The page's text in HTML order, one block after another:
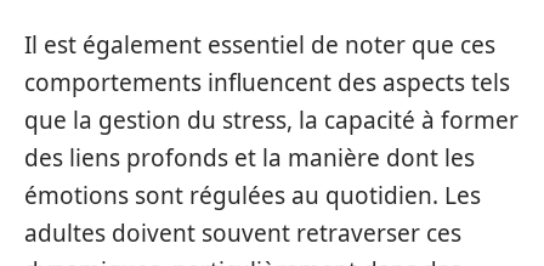
Il est également essentiel de noter que ces
comportements influencent des aspects tels
que la gestion du stress, la capacité à former
des liens profonds et la manière dont les
émotions sont régulées au quotidien. Les
adultes doivent souvent retraverser ces